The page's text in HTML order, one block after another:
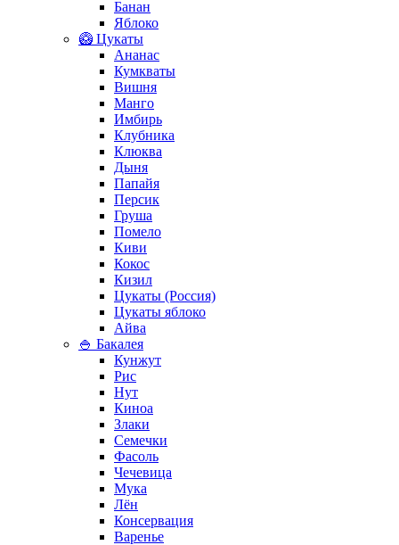
Банан
Яблоко
🥝 Цукаты
Ананас
Кумкваты
Вишня
Манго
Имбирь
Клубника
Клюква
Дыня
Папайя
Персик
Груша
Помело
Киви
Кокос
Кизил
Цукаты (Россия)
Цукаты яблоко
Айва
🍚 Бакалея
Кунжут
Рис
Нут
Киноа
Злаки
Семечки
Фасоль
Чечевица
Мука
Лён
Консервация
Варенье